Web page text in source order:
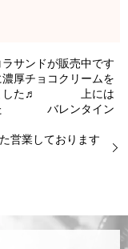
サンドが販売中です
チョコクリームを
りました♬ 上には
した バレンタイン
い
営業しております